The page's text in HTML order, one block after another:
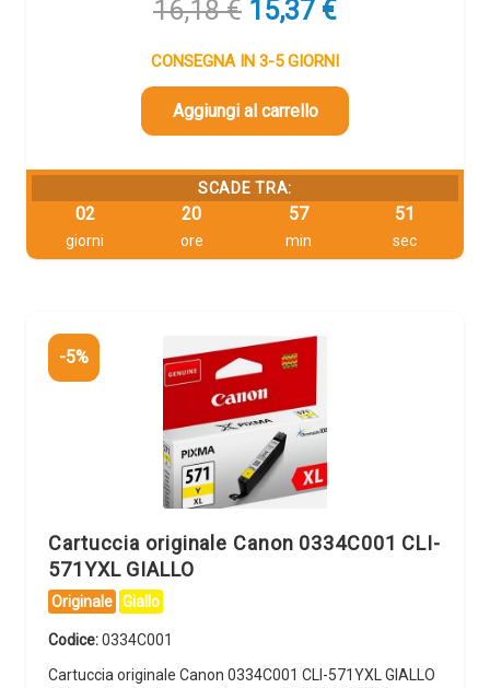
16,18€ Il
originale
era:
16,18 €.
15,37 €Il
attuale
è:
CONSEGNA IN 3-5 GIORNI
Aggiungi al carrello
SCADE TRA:
02
giorni
20
ore
57
min
49
sec
-5%
Cartuccia originale Canon 0334C001 CLI-
571YXL GIALLO
Originale Giallo
Codice:0334C001
Cartuccia originale Canon 0334C001 CLI-571YXL GIALLO